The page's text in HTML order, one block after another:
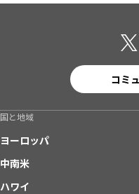
コミ
国と地域
ヨーロッパ
中南米
ハワイ